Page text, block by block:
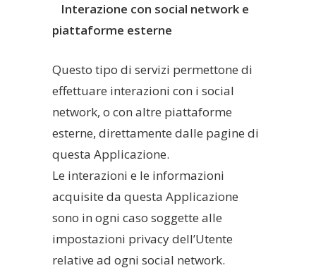
Interazione con social network e
piattaforme esterne
Questo tipo di servizi permettone di
effettuare interazioni con i social
network, o con altre piattaforme
esterne, direttamente dalle pagine di
questa Applicazione.
Le interazioni e le informazioni
acquisite da questa Applicazione
sono in ogni caso soggette alle
impostazioni privacy dell’Utente
relative ad ogni social network.